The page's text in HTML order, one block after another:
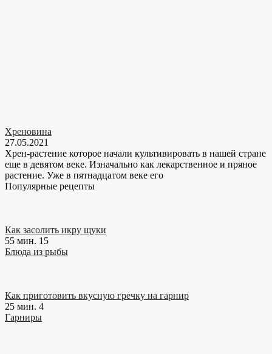
Хреновина
27.05.2021
Хрен-растение которое начали культивировать в нашей стране
еще в девятом веке. Изначально как лекарственное и пряное
растение. Уже в пятнадцатом веке его
Популярные рецепты
Как засолить икру щуки
55 мин. 15
Блюда из рыбы
Как приготовить вкусную гречку на гарнир
25 мин. 4
Гарниры